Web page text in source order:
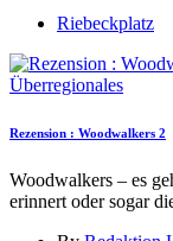
Riebeckplatz
Überregionales
Rezension : Woodwalkers 2
Woodwalkers – es
erinnert oder sogar